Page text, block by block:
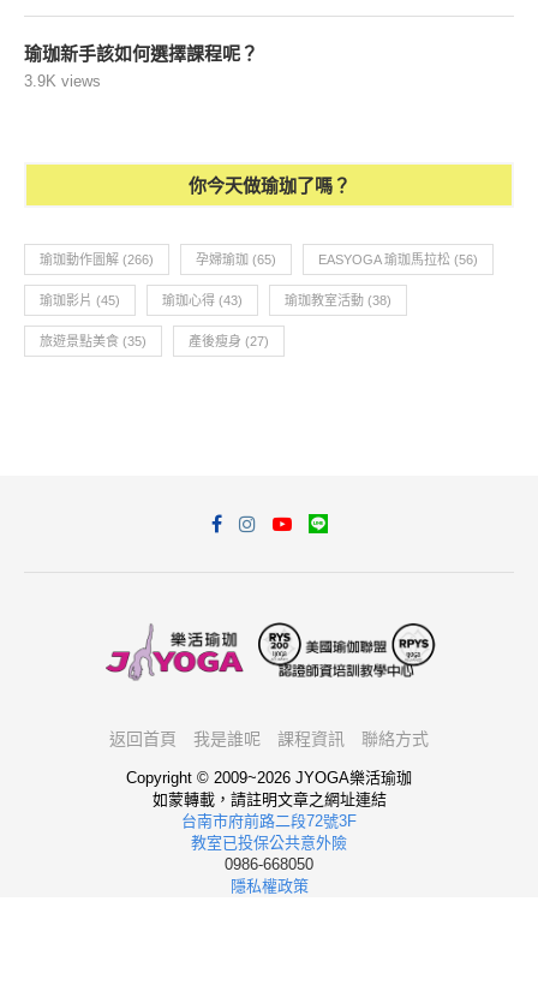
瑜珈新手該如何選擇課程呢？
3.9K views
你今天做瑜珈了嗎？
瑜珈動作圖解 (266) 孕婦瑜珈 (65) EASYOGA 瑜珈馬拉松 (56)
瑜珈影片 (45) 瑜珈心得 (43) 瑜珈教室活動 (38)
旅遊景點美食 (35) 產後瘦身 (27)
返回首頁 我是誰呢 課程資訊 聯絡方式
Copyright © 2009~2026 JYOGA樂活瑜珈
如蒙轉載，請註明文章之網址連結
台南市府前路二段72號3F
教室已投保公共意外險
0986-668050
隱私權政策